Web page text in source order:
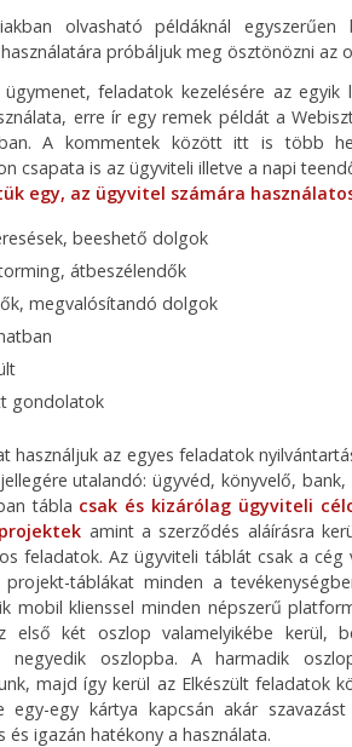
olvasható példáknál
próbáljuk meg ösztönözni az
feladatok kezelésére az
erre ír egy remek példát a
A kommentek között itt is több
csapata is az ügyviteli illetve a napi
egy, az ügyvitel számára
beeshető dolgok
átbeszélendők
megvalósítandó dolgok
gondolatok
használjuk az egyes feladatok
utalandó: ügyvéd, könyvelő,
tábla csak és kizárólag ügyviteli
amint a szerződés aláírásra
feladatok. Az ügyviteli táblát csak a
táblákat minden a
mobil klienssel minden népszerű
első két oszlop valamelyikébe kerül,
negyedik oszlopba. A harmadik
majd így kerül az Elkészült feladatok
egy-egy kártya kapcsán akár
és igazán hatékony a használata.